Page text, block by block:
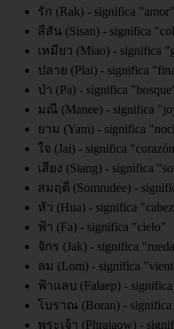
รัก (Rak) - significa "amor"
สีสัน (Sisan) - significa
เหมียว (Miao) - significa
ปลาย (Plai) - significa
ป่า (Pa) - significa
มณี (Manee) - significa
ยาม (Yam) - significa
ใจ (Jai) - significa
เสียง (Siang) - significa
สมฤดี (Somrudee) -
หัว (Hua) - significa
ฟ้า (Fa) - significa "cielo"
จักร (Jak) - significa
ลม (Lom) - significa
ฟ้าแลบ (Falaep) -
โบราณ (Boran) - significa
พระเจ้า (Phrajaow) -